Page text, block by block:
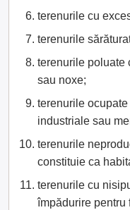
terenurile cu
terenurile
terenurile poluate
sau noxe;
terenurile
industriale sau
terenurile
constituie ca
terenurile cu
împădurire pentru